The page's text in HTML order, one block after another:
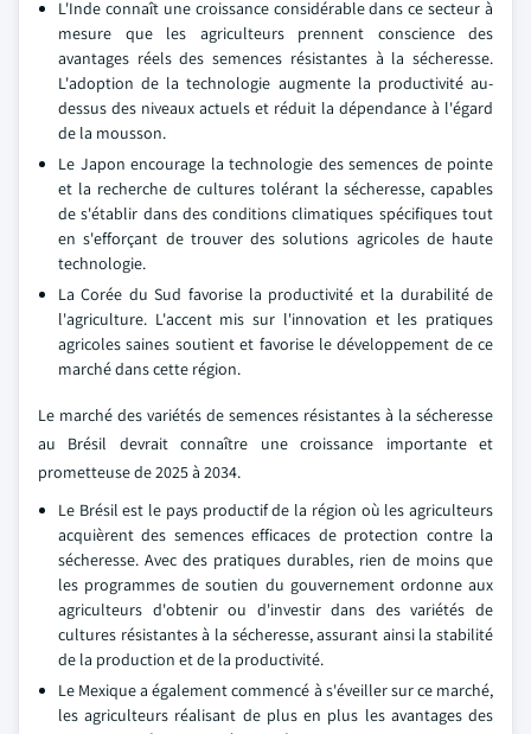
L'Inde connaît une croissance considérable dans ce secteur à
mesure que les agriculteurs prennent conscience des
avantages réels des semences résistantes à la sécheresse.
L'adoption de la technologie augmente la productivité au-
dessus des niveaux actuels et réduit la dépendance à l'égard
de la mousson.
Le Japon encourage la technologie des semences de pointe
et la recherche de cultures tolérant la sécheresse, capables
de s'établir dans des conditions climatiques spécifiques tout
en s'efforçant de trouver des solutions agricoles de haute
technologie.
La Corée du Sud favorise la productivité et la durabilité de
l'agriculture. L'accent mis sur l'innovation et les pratiques
agricoles saines soutient et favorise le développement de ce
marché dans cette région.
Le marché des variétés de semences résistantes à la sécheresse
au Brésil devrait connaître une croissance importante et
prometteuse de 2025 à 2034.
Le Brésil est le pays productif de la région où les agriculteurs
acquièrent des semences efficaces de protection contre la
sécheresse. Avec des pratiques durables, rien de moins que
les programmes de soutien du gouvernement ordonne aux
agriculteurs d'obtenir ou d'investir dans des variétés de
cultures résistantes à la sécheresse, assurant ainsi la stabilité
de la production et de la productivité.
Le Mexique a également commencé à s'éveiller sur ce marché,
les agriculteurs réalisant de plus en plus les avantages des